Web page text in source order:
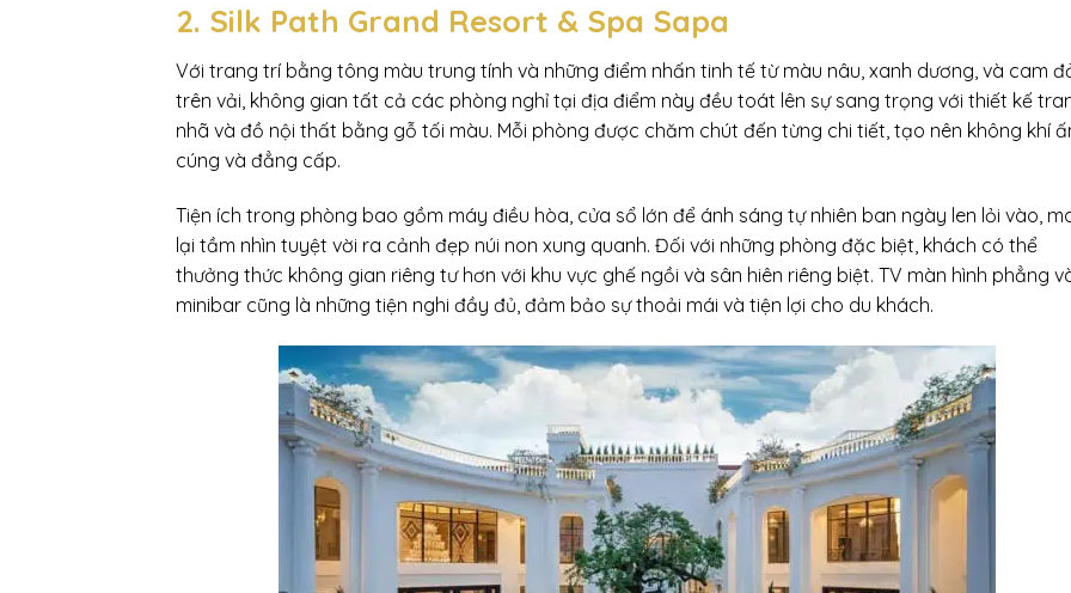
2. Silk Path Grand Resort & Spa Sapa
Với trang trí bằng tông màu trung tính và những điểm nhấn tinh tế từ màu nâu, xanh dương, và cam
trên vải, không gian tất cả các phòng nghỉ tại địa điểm này đều toát lên sự sang trọng với thiết kế
nhã và đồ nội thất bằng gỗ tối màu. Mỗi phòng được chăm chút đến từng chi tiết, tạo nên không khí
cúng và đẳng cấp.
Tiện ích trong phòng bao gồm máy điều hòa, cửa sổ lớn để ánh sáng tự nhiên ban ngày len lỏi vào,
lại tầm nhìn tuyệt vời ra cảnh đẹp núi non xung quanh. Đối với những phòng đặc biệt, khách có thể
thưởng thức không gian riêng tư hơn với khu vực ghế ngồi và sân hiên riêng biệt. TV màn hình phẳng
minibar cũng là những tiện nghi đầy đủ, đảm bảo sự thoải mái và tiện lợi cho du khách.